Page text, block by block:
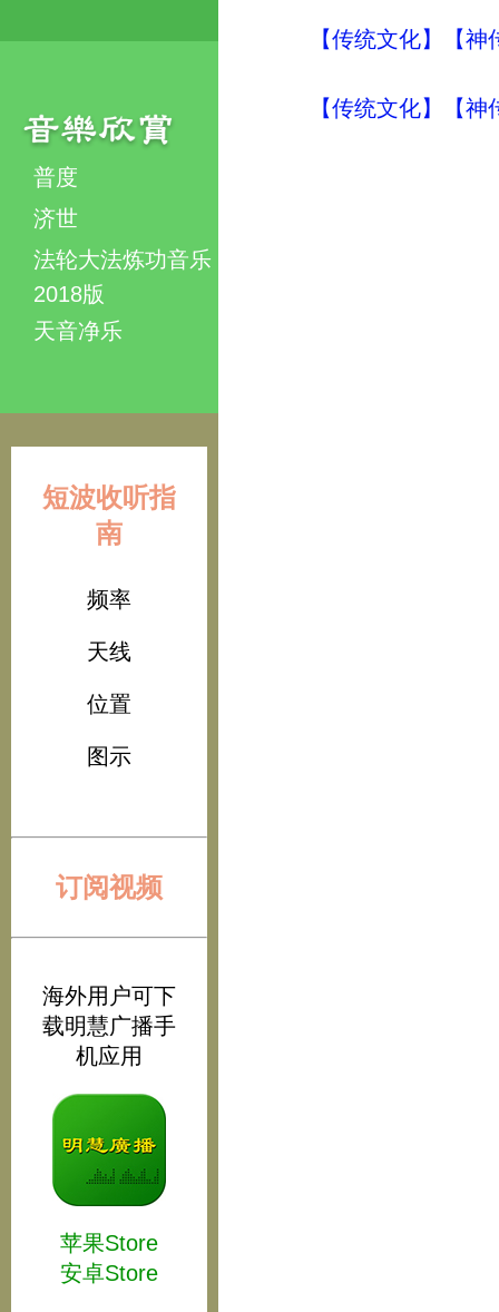
普度
济世
法轮大法炼功音乐
2018版
天音净乐
短波收听指
南
频率
天线
位置
图示
订阅视频
海外用户可下
载明慧广播手
机应用
苹果Store
安卓Store
【传统文化】【
【传统文化】【